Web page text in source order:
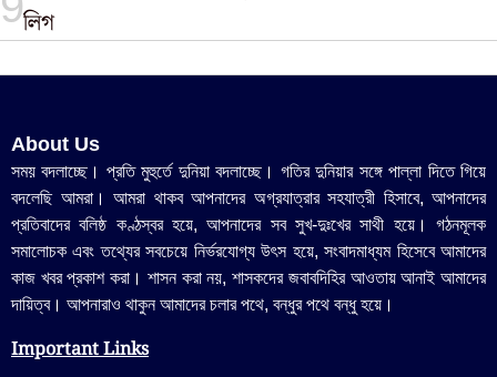
লিগ
About Us
সময় বদলাচ্ছে। প্রতি মুহুর্তে দুনিয়া বদলাচ্ছে। গতির দুনিয়ার সঙ্গে পাল্লা দিতে গিয়ে
বদলেছি আমরা। আমরা থাকব আপনাদের অগ্রযাত্রার সহযাত্রী হিসাবে, আপনাদের
প্রতিবাদের বলিষ্ঠ কণ্ঠস্বর হয়ে, আপনাদের সব সুখ-দুঃখের সাথী হয়ে। গঠনমূলক
সমালোচক এবং তথ্যের সবচেয়ে নির্ভরযোগ্য উ‍ৎস হয়ে, সংবাদমাধ্যম হিসেবে আমাদের
কাজ খবর প্রকাশ করা। শাসন করা নয়, শাসকদের জবাবদিহির আওতায় আনাই আমাদের
দায়িত্ব। আপনারাও থাকুন আমাদের চলার পথে, বন্ধুর পথে বন্ধু হয়ে।
Important Links